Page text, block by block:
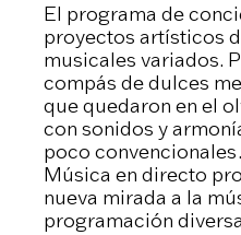
El programa de
proyectos artísticos
musicales variados.
compás de dulces
que quedaron en el
con sonidos y
poco
Música en directo
nueva mirada a la
programación